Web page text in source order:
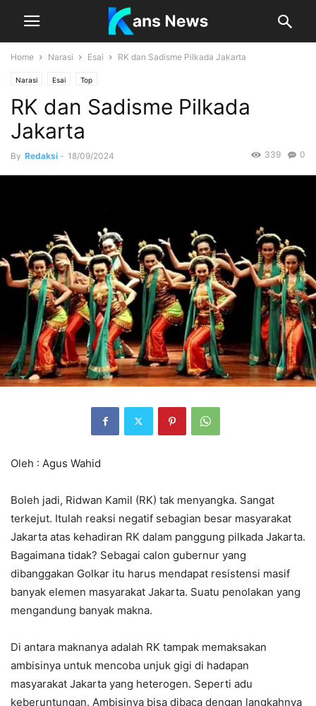
Home Narasi Esai RK dan Sadisme Pilkada Jakarta
Narasi Esai Top
RK dan Sadisme Pilkada
Jakarta
By Redaksi - 18/09/2024 0
339
Oleh : Agus Wahid
Boleh jadi, Ridwan Kamil (RK) tak menyangka. Sangat
terkejut. Itulah reaksi negatif sebagian besar masyarakat
Jakarta atas kehadiran RK dalam panggung pilkada Jakarta.
Bagaimana tidak? Sebagai calon gubernur yang
dibanggakan Golkar itu harus mendapat resistensi masif
banyak elemen masyarakat Jakarta. Suatu penolakan yang
mengandung banyak makna.
Di antara maknanya adalah RK tampak memaksakan
ambisinya untuk mencoba unjuk gigi di hadapan
masyarakat Jakarta yang heterogen. Seperti adu
keberuntungan. Ambisinya bisa dibaca dengan langkahnya